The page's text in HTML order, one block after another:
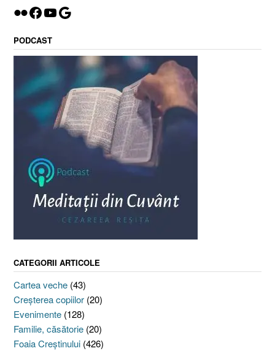
Flickr
Facebook
YouTube
Google
PODCAST
CATEGORII ARTICOLE
Cartea veche (43)
Creşterea copiilor (20)
Evenimente (128)
Familie, căsătorie (20)
Foaia Creştinului (426)